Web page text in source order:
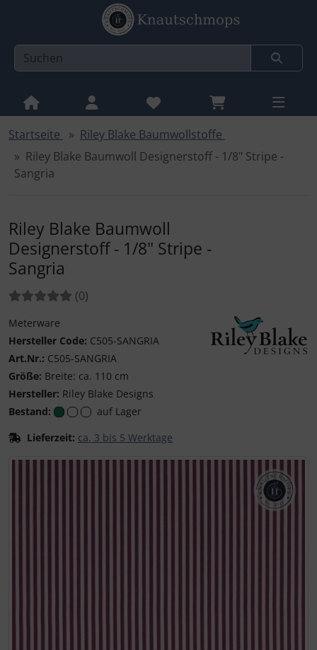
Sprungnavigation
Springe zur Navigation
Springe zum Inhalt
Springe zum Button für Einstellungen
Springe zu den allgemeinen Informationen
Startseite
Riley Blake Baumwollstoffe
Riley Blake Baumwoll Designerstoff - 1/8" Stripe -
Sangria
Riley Blake Baumwoll
Designerstoff - 1/8" Stripe -
Sangria
Bewertungen:
(0Bewertungen
)
Meterware
Hersteller Code: C505-SANGRIA
Art.Nr.: C505-SANGRIA
Größe: Breite: ca. 110 cm
Hersteller: Riley Blake Designs
Bestand:
auf Lager
Lieferzeit: ca. 3 bis 5 Werktage